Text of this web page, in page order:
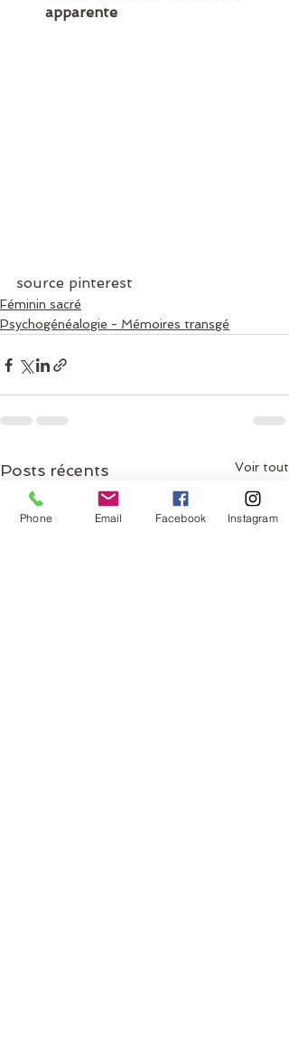
apparente
source pinterest
Féminin sacré
Psychogénéalogie - Mémoires transgé
Posts récents Voir tout
Phone Email Facebook Instagram